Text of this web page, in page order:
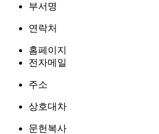
부서명
연락처
홈페이지
전자메일
주소
상호대차
문헌복사